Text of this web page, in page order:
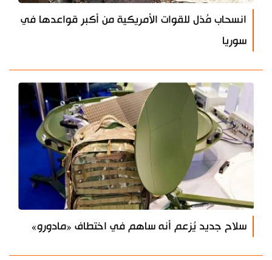
انسحاب مُذل للقوات الأمريكية من أكبر قواعدها في
سوريا
سلاح جديد يُزعم أنه ساهم في اختطاف «مادورو»